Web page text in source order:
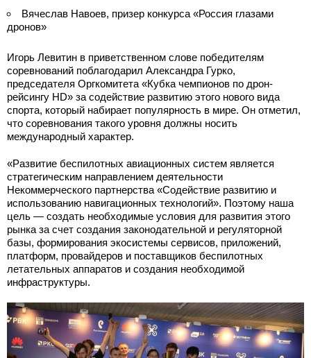
Вячеслав Навоев, призер конкурса «Россия глазами
дронов»
Игорь Левитин в приветственном слове победителям
соревнований поблагодарил Александра Гурко,
председателя Оргкомитета «Кубка чемпионов по дрон-
рейсингу HD» за содействие развитию этого нового вида
спорта, который набирает популярность в мире. Он отметил,
что соревнования такого уровня должны носить
международный характер.
«Развитие беспилотных авиационных систем является
стратегическим направлением деятельности
Некоммерческого партнерства «Содействие развитию и
использованию навигационных технологий». Поэтому наша
цель — создать необходимые условия для развития этого
рынка за счет создания законодательной и регуляторной
базы, формирования экосистемы сервисов, приложений,
платформ, провайдеров и поставщиков беспилотных
летательных аппаратов и создания необходимой
инфраструктуры.